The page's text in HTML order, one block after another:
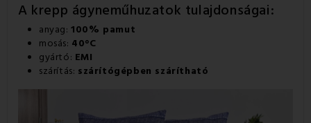
A krepp ágyneműhuzatok tulajdonságai:
anyag:100% pamut
mosás: 40°C
gyártó: EMI
szárítás: szárítógépben szárítható